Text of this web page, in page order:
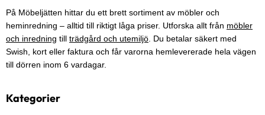
På Möbeljätten hittar du ett brett sortiment av möbler och
heminredning – alltid till riktigt låga priser. Utforska allt från möbler
och inredning till trädgård och utemiljö . Du betalar säkert med
Swish, kort eller faktura och får varorna hemlevererade hela vägen
till dörren inom 6 vardagar.
Kategorier